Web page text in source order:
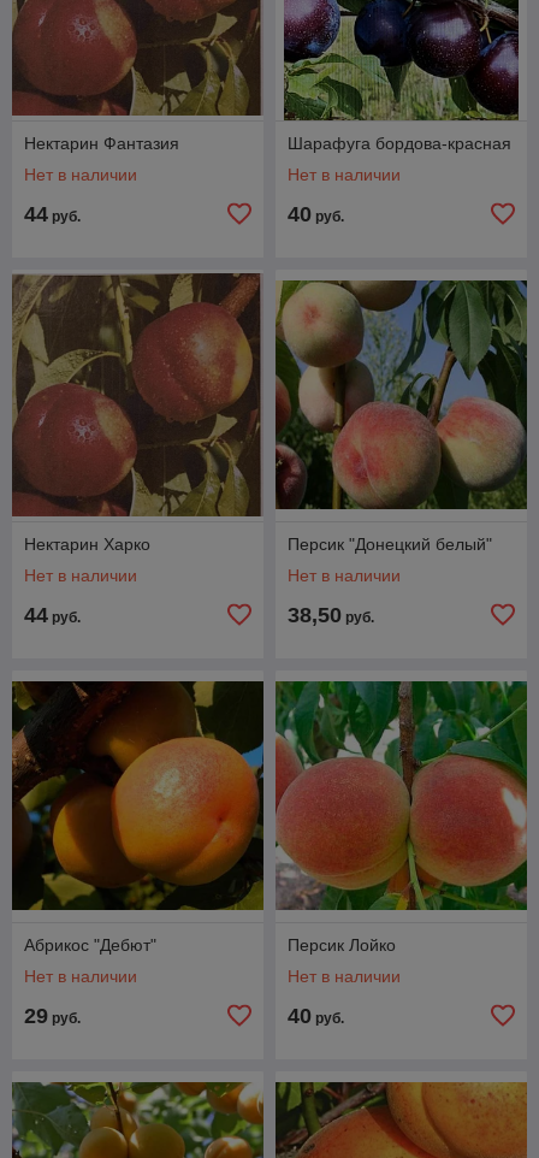
Нектарин Фантазия
Нет в наличии
44 руб.
Шарафуга бордова-красная
Нет в наличии
40 руб.
Нектарин Харко
Нет в наличии
44 руб.
Персик "Донецкий белый"
Нет в наличии
38,50 руб.
Абрикос "Дебют"
Нет в наличии
29 руб.
Персик Лойко
Нет в наличии
40 руб.